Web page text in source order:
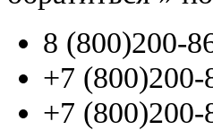
8 (800)200-
+7 (800)200-
+7 (800)200-